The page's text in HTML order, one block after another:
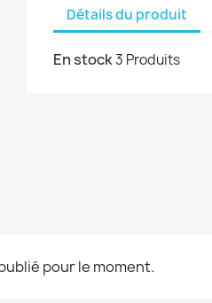
Détails du produit
En stock3 Produits
pour le moment.